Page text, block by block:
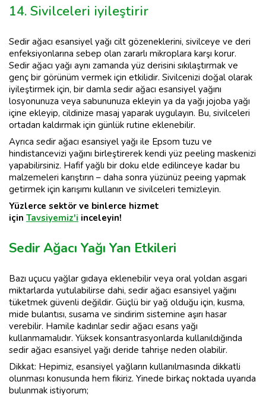
14. Sivilceleri iyileştirir
Sedir ağacı esansiyel yağı cilt gözeneklerini, sivilceye ve deri
enfeksiyonlarına sebep olan zararlı mikroplara karşı korur.
Sedir ağacı yağı aynı zamanda yüz derisini sıkılaştırmak ve
genç bir görünüm vermek için etkilidir. Sivilcenizi doğal olarak
iyileştirmek için, bir damla sedir ağacı esansiyel yağını
losyonunuza veya sabununuza ekleyin ya da yağı jojoba yağı
içine ekleyip, cildinize masaj yaparak uygulayın. Bu, sivilceleri
ortadan kaldırmak için günlük rutine eklenebilir.
Ayrıca sedir ağacı esansiyel yağı ile Epsom tuzu ve
hindistancevizi yağını birleştirerek kendi yüz peeling maskenizi
yapabilirsiniz. Hafif yağlı bir doku elde edilinceye kadar bu
malzemeleri karıştırın – daha sonra yüzünüz peeing yapmak
getirmek için karışımı kullanın ve sivilceleri temizleyin.
Yüzlerce sektör ve binlerce hizmet
için Tavsiyemiz'i inceleyin!
Sedir Ağacı Yağı Yan Etkileri
Bazı uçucu yağlar gıdaya eklenebilir veya oral yoldan asgari
miktarlarda yutulabilirse dahi, sedir ağacı esansiyel yağını
tüketmek güvenli değildir. Güçlü bir yağ olduğu için, kusma,
mide bulantısı, susama ve sindirim sistemine aşırı hasar
verebilir. Hamile kadınlar sedir ağacı esans yağı
kullanmamalıdır. Yüksek konsantrasyonlarda kullanıldığında
sedir ağacı esansiyel yağı deride tahrişe neden olabilir.
Dikkat: Hepimiz, esansiyel yağların kullanılmasında dikkatli
olunması konusunda hem fikiriz. Yinede birkaç noktada uyarıda
bulunmak istiyorum;